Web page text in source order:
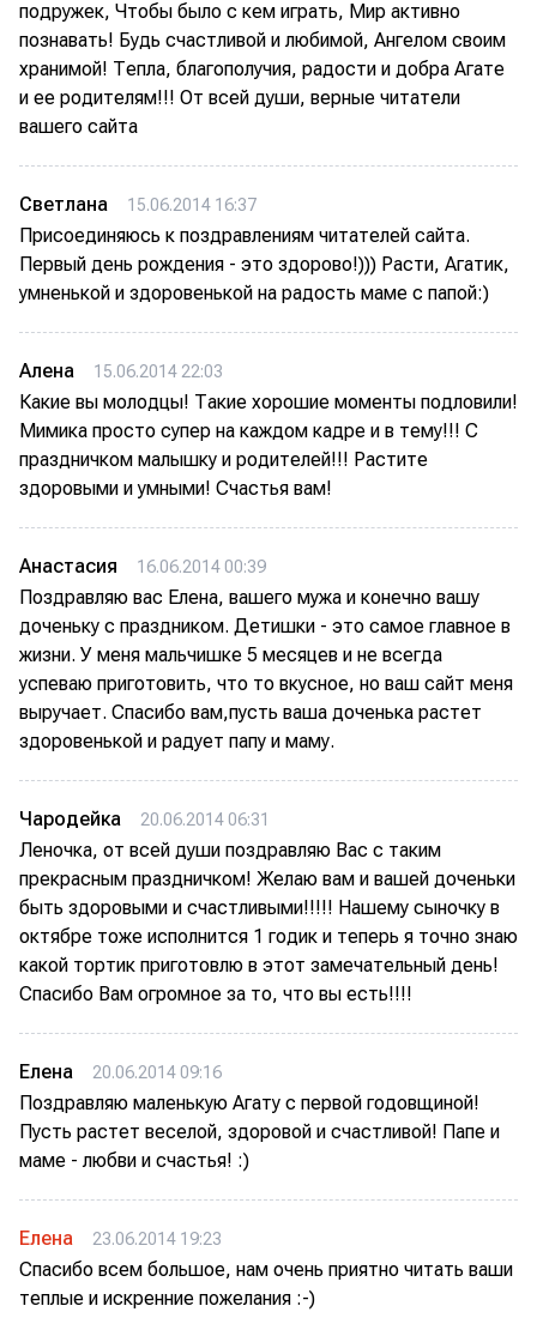
подружек, Чтобы было с кем играть, Мир активно
познавать! Будь счастливой и любимой, Ангелом своим
хранимой! Тепла, благополучия, радости и добра Агате
и ее родителям!!! От всей души, верные читатели
вашего сайта
Светлана 15.06.2014 16:37
Присоединяюсь к поздравлениям читателей сайта.
Первый день рождения - это здорово!))) Расти, Агатик,
умненькой и здоровенькой на радость маме с папой:)
Алена 15.06.2014 22:03
Какие вы молодцы! Такие хорошие моменты подловили!
Мимика просто супер на каждом кадре и в тему!!! С
праздничком малышку и родителей!!! Растите
здоровыми и умными! Счастья вам!
Анастасия 16.06.2014 00:39
Поздравляю вас Елена, вашего мужа и конечно вашу
доченьку с праздником. Детишки - это самое главное в
жизни. У меня мальчишке 5 месяцев и не всегда
успеваю приготовить, что то вкусное, но ваш сайт меня
выручает. Спасибо вам,пусть ваша доченька растет
здоровенькой и радует папу и маму.
Чародейка 20.06.2014 06:31
Леночка, от всей души поздравляю Вас с таким
прекрасным праздничком! Желаю вам и вашей доченьки
быть здоровыми и счастливыми!!!!! Нашему сыночку в
октябре тоже исполнится 1 годик и теперь я точно знаю
какой тортик приготовлю в этот замечательный день!
Спасибо Вам огромное за то, что вы есть!!!!
Елена 20.06.2014 09:16
Поздравляю маленькую Агату с первой годовщиной!
Пусть растет веселой, здоровой и счастливой! Папе и
маме - любви и счастья! :)
Елена 23.06.2014 19:23
Спасибо всем большое, нам очень приятно читать ваши
теплые и искренние пожелания :-)